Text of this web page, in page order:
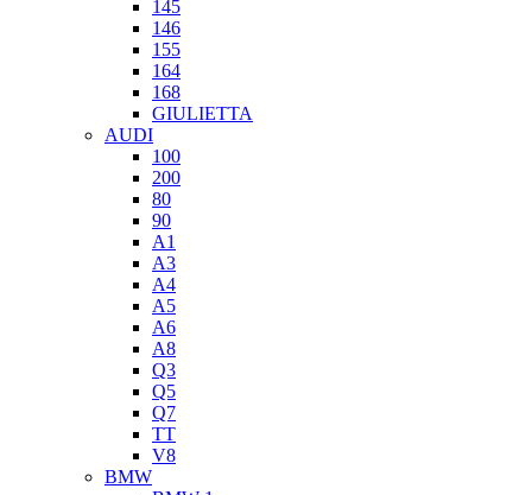
145
146
155
164
168
GIULIETTA
AUDI
100
200
80
90
A1
A3
A4
A5
A6
A8
Q3
Q5
Q7
TT
V8
BMW